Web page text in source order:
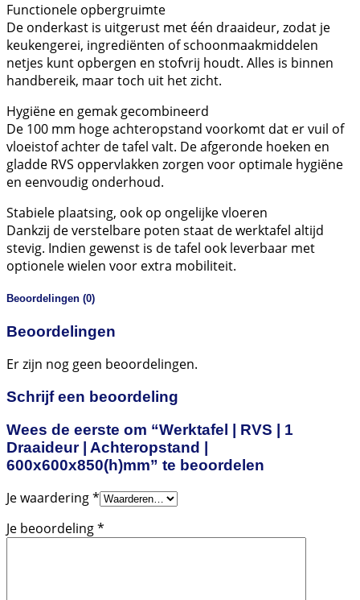
Functionele opbergruimte
De onderkast is uitgerust met één draaideur, zodat je
keukengerei, ingrediënten of schoonmaakmiddelen
netjes kunt opbergen en stofvrij houdt. Alles is binnen
handbereik, maar toch uit het zicht.
Hygiëne en gemak gecombineerd
De 100 mm hoge achteropstand voorkomt dat er vuil of
vloeistof achter de tafel valt. De afgeronde hoeken en
gladde RVS oppervlakken zorgen voor optimale hygiëne
en eenvoudig onderhoud.
Stabiele plaatsing, ook op ongelijke vloeren
Dankzij de verstelbare poten staat de werktafel altijd
stevig. Indien gewenst is de tafel ook leverbaar met
optionele wielen voor extra mobiliteit.
Beoordelingen (0)
Beoordelingen
Er zijn nog geen beoordelingen.
Schrijf een beoordeling
Wees de eerste om “Werktafel | RVS | 1
Draaideur | Achteropstand |
600x600x850(h)mm” te beoordelen
Je waardering*
Je beoordeling*